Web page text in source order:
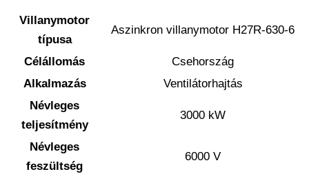
Villanymotor
típusa
Aszinkron villanymotor H27R-630-6
Célállomás
Csehország
Alkalmazás
Ventilátorhajtás
Névleges
teljesítmény
3000 kW
Névleges
feszültség
6000 V